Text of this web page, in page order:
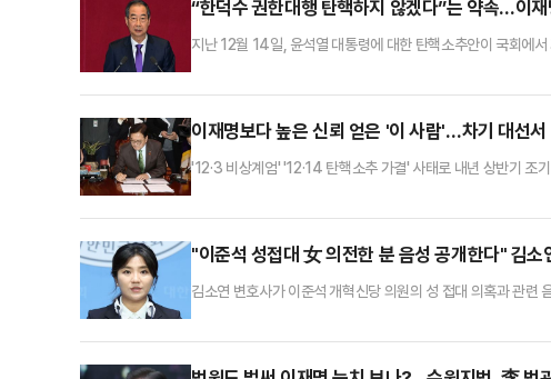
“한덕수 권한대행 탄핵하지 않겠다”는 약속…이
지난 12월 14일, 윤석열 대통령에 대한 탄핵소추안이 국회에
빠졌다. 절대다수 의석을 무기로 정부 흔들기에 몰두했던 민주
이재명보다 높은 신뢰 얻은 '이 사람'…차기 대선서
'12·3 비상계엄' '12·14 탄핵소추 가결' 사태로 내년 상반기 조
권의 최대 변수인 사법리스크가 현실화 할 경우, '이 사람'이
"이준석 성접대 女 의전한 분 음성 공개한다" 김소
김소연 변호사가 이준석 개혁신당 의원의 성 접대 의혹과 관련
다가 날아간 당대표. 아주 그냥 네 X 최고 굵다"고 노골적으로